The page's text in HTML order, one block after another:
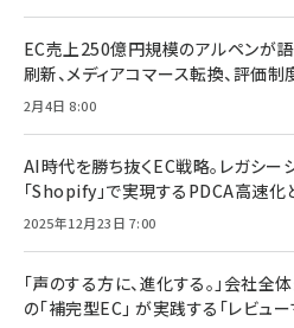
EC売上250億円規模のアルペンが
刷新、メディアコマース転換、評価制
2月4日 8:00
AI時代を勝ち抜くEC戦略。レガシー
「Shopify」で実現するPDCA高速化
2025年12月23日 7:00
「声のする方に、進化する。」会社
の「補完型EC」 が実践する「レビュ